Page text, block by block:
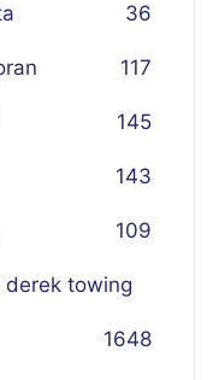
36
117
145
143
109
towing
48
16